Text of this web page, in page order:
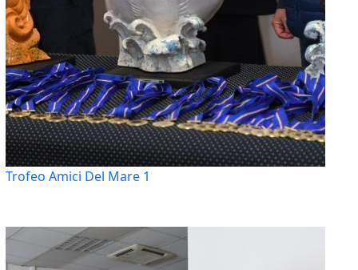
Trofeo Amici Del Mare 1